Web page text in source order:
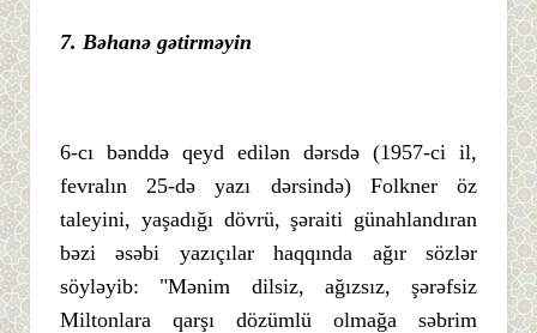
7. Bəhanə gətirməyin
6-cı bənddə qeyd edilən dərsdə (1957-ci il,
fevralın 25-də yazı dərsində) Folkner öz
taleyini, yaşadığı dövrü, şəraiti günahlandıran
bəzi əsəbi yazıçılar haqqında ağır sözlər
söyləyib: "Mənim dilsiz, ağızsız, şərəfsiz
Miltonlara qarşı dözümlü olmağa səbrim